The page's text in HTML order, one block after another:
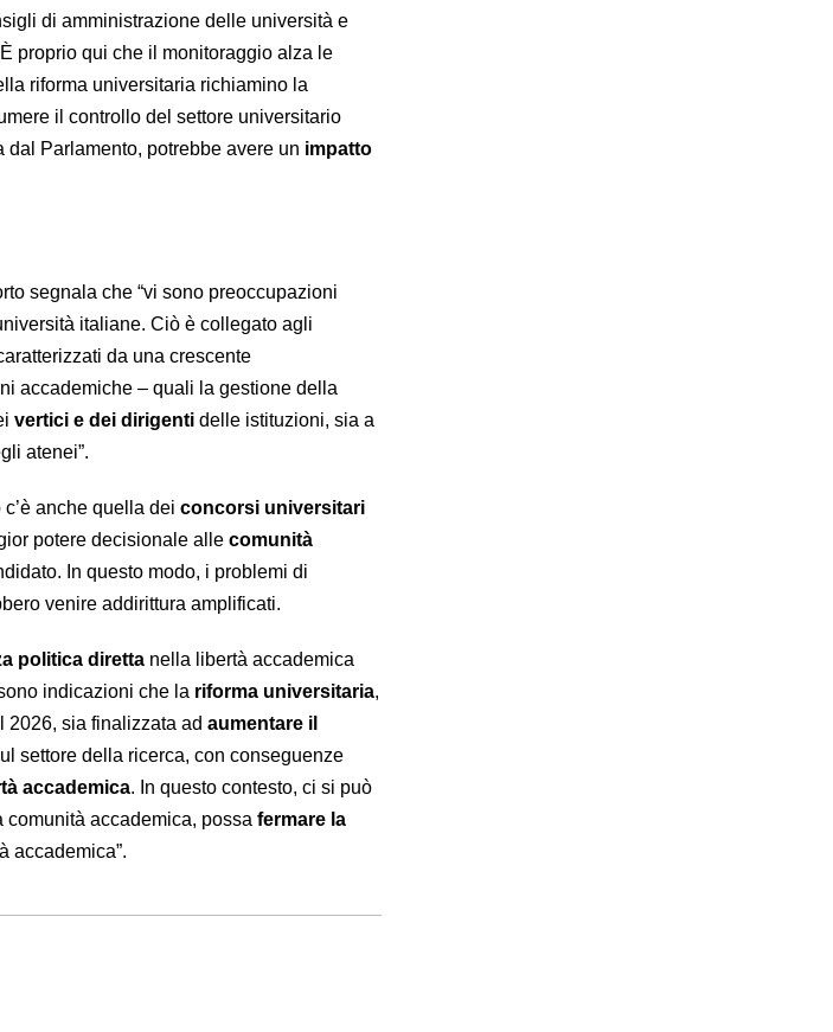
di amministrazione delle università e
È proprio qui che il monitoraggio alza le
riforma universitaria richiamino la
il controllo del settore universitario
Parlamento, potrebbe avere un impatto
segnala che “vi sono preoccupazioni
italiane. Ciò è collegato agli
da una crescente
accademiche – quali la gestione della
vertici e dei dirigenti delle istituzioni, sia a
atenei”.
anche quella dei concorsi universitari
potere decisionale alle comunità
In questo modo, i problemi di
venire addirittura amplificati.
politica diretta nella libertà accademica
indicazioni che la riforma universitaria,
2026, sia finalizzata ad aumentare il
settore della ricerca, con conseguenze
accademica. In questo contesto, ci si può
accademica, possa fermare la
accademica”.